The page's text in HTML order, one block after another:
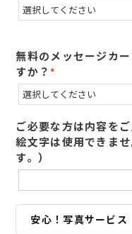
)
無料のメッセージカ
すか？
(
必
)
ご必要な方は内容を
絵文字は使用できま
す。）
安心！写真サービス